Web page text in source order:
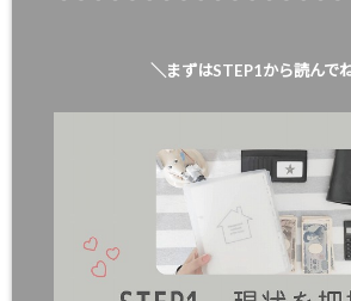
＼まずはSTEP1から読んで